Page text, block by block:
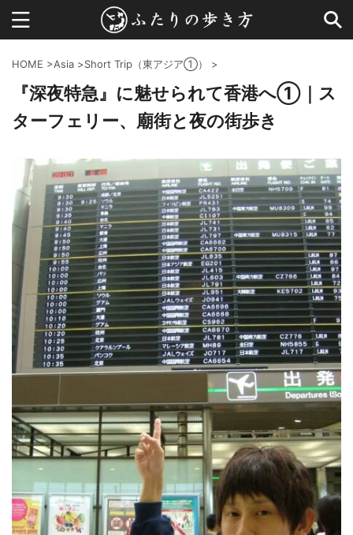
HOME >Asia >Short Trip（東アジア①） >
『深夜特急』に魅せられて香港へ①｜ス
ターフェリー、廟街と夜の街歩き